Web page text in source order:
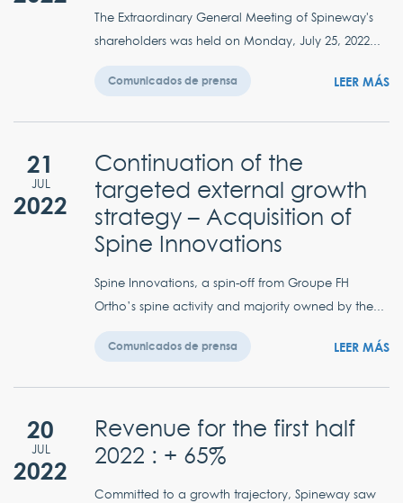
The Extraordinary General Meeting of Spineway's
shareholders was held on Monday, July 25, 2022...
Comunicados de prensa LEER MÁS
21
JUL
2022
Continuation of the
targeted external growth
strategy – Acquisition of
Spine Innovations
Spine Innovations, a spin-off from Groupe FH
Ortho’s spine activity and majority owned by the...
Comunicados de prensa LEER MÁS
20
JUL
2022
Revenue for the first half
2022 : + 65%
Committed to a growth trajectory, Spineway saw